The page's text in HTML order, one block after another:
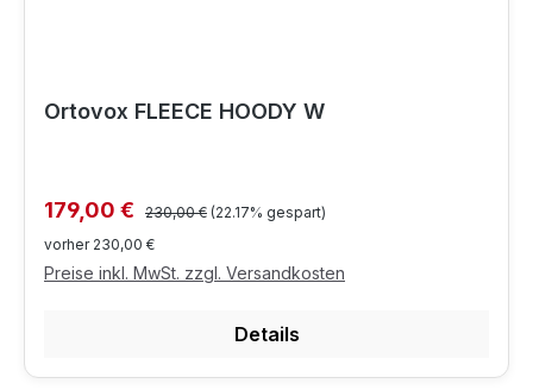
Ortovox FLEECE HOODY W
Verkaufspreis:
179,00 € Regulärer Preis:
230,00 € (22.17% gespart)
vorher 230,00 €
Preise inkl. MwSt. zzgl. Versandkosten
Details